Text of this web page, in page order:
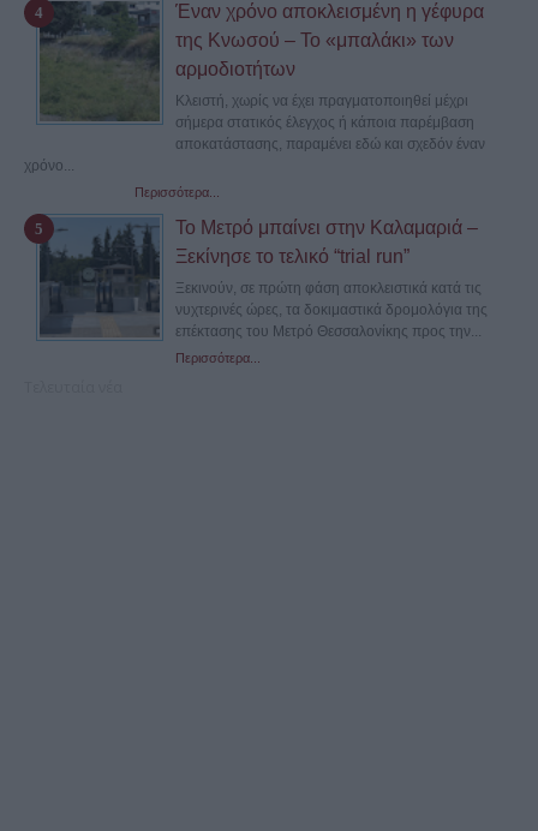
Έναν χρόνο αποκλεισμένη η γέφυρα
της Κνωσού – Το «μπαλάκι» των
αρμοδιοτήτων
Κλειστή, χωρίς να έχει πραγματοποιηθεί μέχρι
σήμερα στατικός έλεγχος ή κάποια παρέμβαση
αποκατάστασης, παραμένει εδώ και σχεδόν έναν
χρόνο...
Περισσότερα...
Το Μετρό μπαίνει στην Καλαμαριά –
Ξεκίνησε το τελικό “trial run”
Ξεκινούν, σε πρώτη φάση αποκλειστικά κατά τις
νυχτερινές ώρες, τα δοκιμαστικά δρομολόγια της
επέκτασης του Μετρό Θεσσαλονίκης προς την...
Περισσότερα...